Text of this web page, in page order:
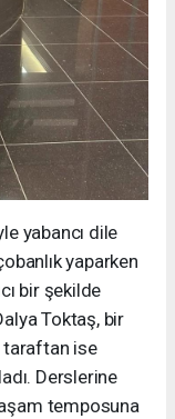
yabancı dile
yaparken
bir şekilde
Toktaş, bir
taraftan ise
Derslerine
temposuna